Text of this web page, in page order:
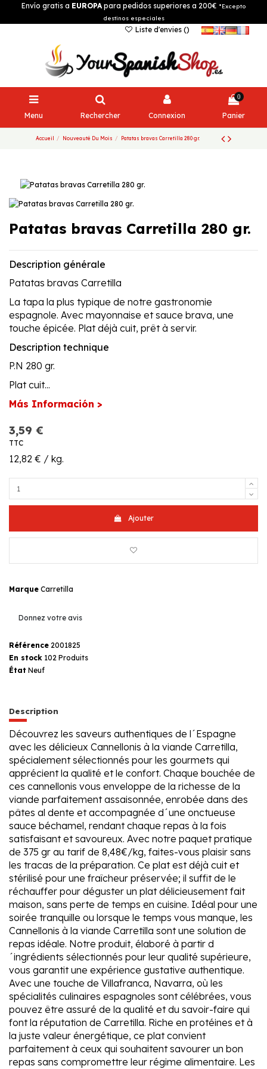
Envío gratis a EUROPApara pedidos superiores a 200€ *Excepto
destinos especiales
Liste d'envies ()
Menu Rechercher Connexion
0
Panier
Accueil Nouveauté Du Mois Patatas bravas Carretilla 280 gr.
Patatas bravas Carretilla 280 gr.
Description générale
Patatas bravas Carretilla
La tapa la plus typique de notre gastronomie
espagnole. Avec mayonnaise et sauce brava, une
touche épicée. Plat déjà cuit, prêt à servir.
Description technique
P.N 280 gr.
Plat cuit...
Más Información >
3,59 €
TTC
12,82 € / kg.
Ajouter
Marque Carretilla
Donnez votre avis
Référence 2001825
En stock 102 Produits
État Neuf
Description
Découvrez les saveurs authentiques de l´Espagne
avec les délicieux Cannellonis à la viande Carretilla,
spécialement sélectionnés pour les gourmets qui
apprécient la qualité et le confort. Chaque bouchée de
ces cannellonis vous enveloppe de la richesse de la
viande parfaitement assaisonnée, enrobée dans des
pâtes al dente et accompagnée d´une onctueuse
sauce béchamel, rendant chaque repas à la fois
satisfaisant et savoureux. Avec notre paquet pratique
de 375 gr au tarif de 8,48€/kg, faites-vous plaisir sans
les tracas de la préparation. Ce plat est déjà cuit et
stérilisé pour une fraîcheur préservée; il suffit de le
réchauffer pour déguster un plat délicieusement fait
maison, sans perte de temps en cuisine. Idéal pour une
soirée tranquille ou lorsque le temps vous manque, les
Cannellonis à la viande Carretilla sont une solution de
repas idéale. Notre produit, élaboré à partir d
´ingrédients sélectionnés pour leur qualité supérieure,
vous garantit une expérience gustative authentique.
Avec une touche de Villafranca, Navarra, où les
spécialités culinaires espagnoles sont célébrées, vous
pouvez être assuré de la qualité et du savoir-faire qui
font la réputation de Carretilla. Riche en protéines et à
la juste valeur énergétique, ce plat convient
parfaitement à ceux qui souhaitent savourer un bon
repas sans compromettre leur régime alimentaire. Les